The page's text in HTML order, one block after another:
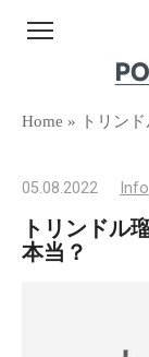
Home » トリン
05.08.2022 Info
トリンドル
本当？